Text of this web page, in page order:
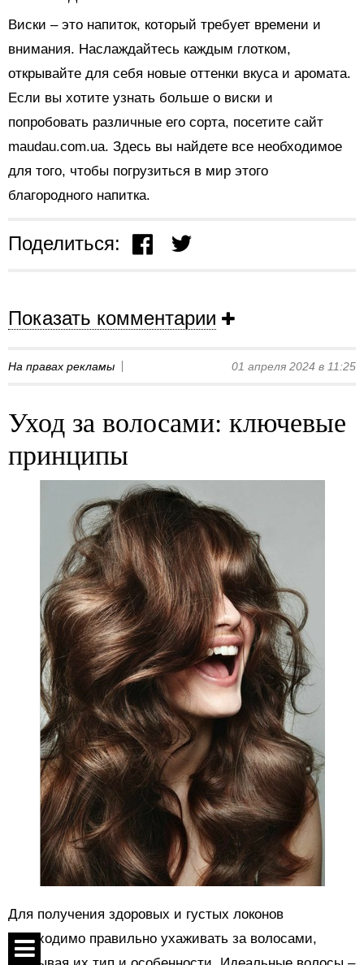
Виски – это напиток, который требует времени и
внимания. Наслаждайтесь каждым глотком,
открывайте для себя новые оттенки вкуса и аромата.
Если вы хотите узнать больше о виски и
попробовать различные его сорта, посетите сайт
maudau.com.ua. Здесь вы найдете все необходимое
для того, чтобы погрузиться в мир этого
благородного напитка.
Поделиться:
Показать комментарии
На правах рекламы 01 апреля 2024 в 11:25
Уход за волосами: ключевые
принципы
Для получения здоровых и густых локонов
необходимо правильно ухаживать за волосами,